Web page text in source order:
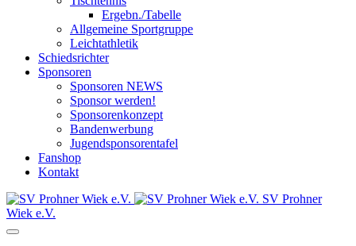
Ergebn./Tabelle
Allgemeine Sportgruppe
Leichtathletik
Schiedsrichter
Sponsoren
Sponsoren NEWS
Sponsor werden!
Sponsorenkonzept
Bandenwerbung
Jugendsponsorentafel
Fanshop
Kontakt
SV Prohner
Wiek e.V.